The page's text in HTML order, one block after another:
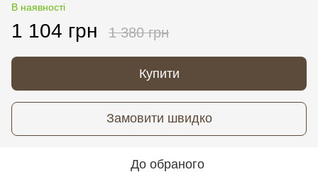
В наявності
1 104 грн 1 380 грн
Купити
Замовити швидко
До обраного